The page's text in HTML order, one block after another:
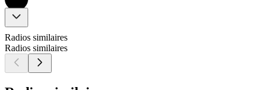
Radios similaires
Radios similaires